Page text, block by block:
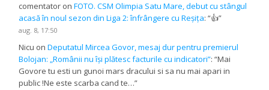
comentator onFOTO. CSM Olimpia Satu Mare, debut cu stângul
acasă în noul sezon din Liga 2: înfrângere cu Reșița: “👍”
aug. 8, 17:50
Nicu onDeputatul Mircea Govor, mesaj dur pentru premierul
Bolojan: „Românii nu își plătesc facturile cu indicatori”: “Mai
Govore tu esti un gunoi mars dracului si sa nu mai apari in
public !Ne este scarba cand te…”